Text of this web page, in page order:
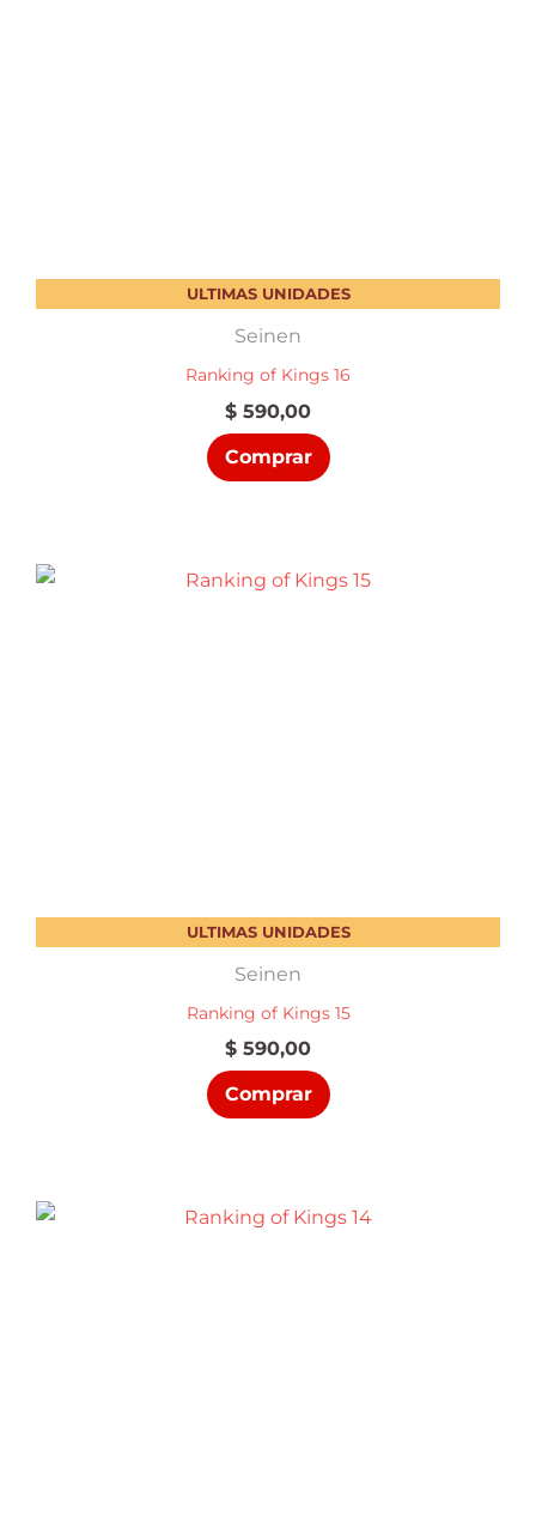
ULTIMAS UNIDADES
Seinen
Ranking of Kings 16
$ 590,00
Comprar
ULTIMAS UNIDADES
Seinen
Ranking of Kings 15
$ 590,00
Comprar